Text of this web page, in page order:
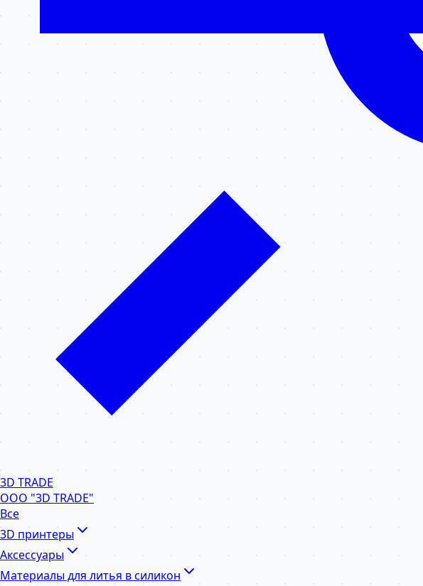
3D TRADE
ООО "3D TRADE"
Все
3D принтеры
Аксессуары
Материалы для литья в силикон